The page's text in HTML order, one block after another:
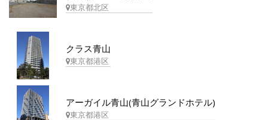
東京都北区
クラス青山
東京都港区
アーガイル青山(青山グランドホテル)
東京都港区